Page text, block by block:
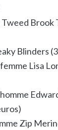
Tweed Brook
Blinders
Lisa
Zip